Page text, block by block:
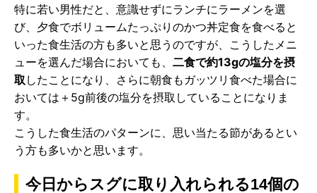
特に若い男性だと、意識せずにランチにラーメンを選
び、夕食でボリュームたっぷりのかつ丼定食を食べると
いった食生活の方も多いと思うのですが、こうしたメニ
ューを選んだ場合においても、 二食で約13gの塩分を摂
取 したことになり、さらに朝食もガッツリ食べた場合に
おいては＋5g前後の塩分を摂取していることになりま
す。
こうした食生活のパターンに、思い当たる節があるとい
う方も多いかと思います。
今日からスグに取り入れられる14個の